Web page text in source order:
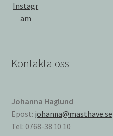
Kontakta oss
Johanna Haglund
Epost: johanna@masthave.se
Tel: 0768-38 10 10